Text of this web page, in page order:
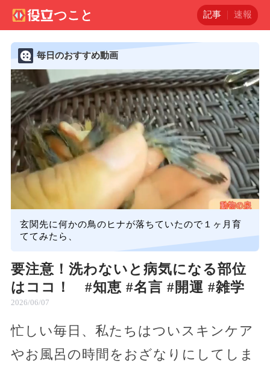
記事 速報
毎日のおすすめ動画
玄関先に何かの鳥のヒナが落ちていたので１ヶ月育
ててみたら、
要注意！洗わないと病気になる部位
はココ！ #知恵 #名言 #開運 #雑学
2026/06/07
忙しい毎日、私たちはついスキンケア
やお風呂の時間をおざなりにしてしま